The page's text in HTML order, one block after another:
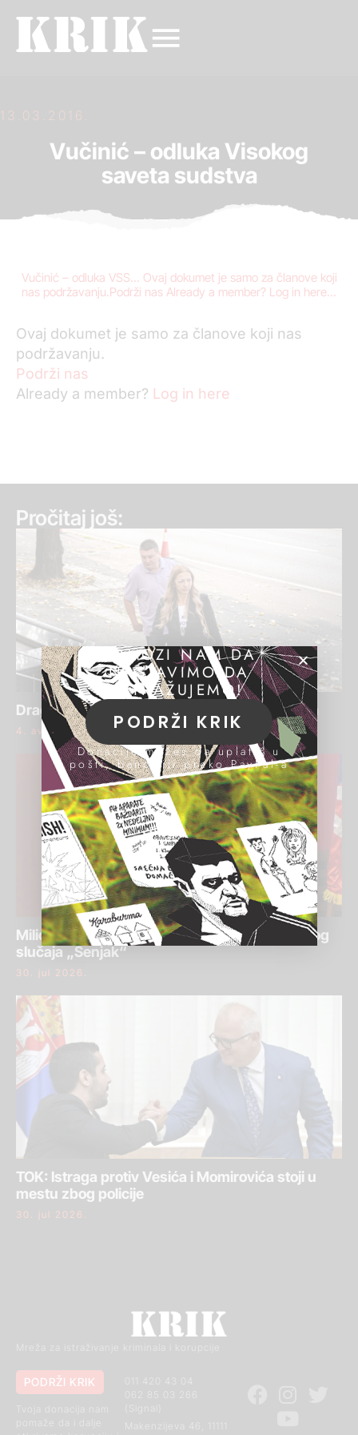
13.03.2016.
Vučinić – odluka Visokog
saveta sudstva
Vučinić – odluka VSS… Ovaj dokumet je samo za članove koji
nas podržavanju.Podrži nas Already a member? Log in here...
Ovaj dokumet je samo za članove koji nas
podržavanju.
Podrži nas
Already a member? Log in here
Pročitaj još:
Draginja Bajić ponovo osuđena za pranje para
4. avgust 2026.
Milić podneo krivičnu prijavu protiv Krička zbog
slučaja „Senjak“
30. jul 2026.
TOK: Istraga protiv Vesića i Momirovića stoji u
mestu zbog policije
30. jul 2026.
Mreža za istraživanje kriminala i korupcije
011 420 43 04
Makenzijeva 46, 11111
PODRŽI KRIK
POMOZI NAM DA
NASTAVIMO DA
ISTRAŽUJEMO!
PODRŽI KRIK
Donacije možeš da uplatiš u
pošti, banci ili preko PayPal-a